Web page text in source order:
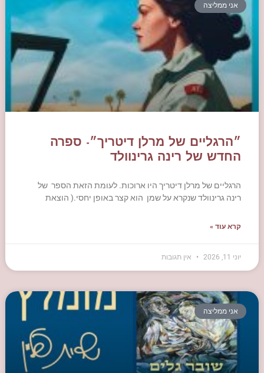
אני ממליצה
״הרגליים של מרלן דיטריך״- ספרה
החדש של רינה גרינוולד
הרגליים של מרלן דיטריך היו ארוכות. לעומת הזאת הספר של
רינה גרינוולד שנקרא על שמן הוא קצר באופן יחסי.( הוצאת
קרא עוד »
יוני 11, 2026 אין תגובות
אני ממליצה